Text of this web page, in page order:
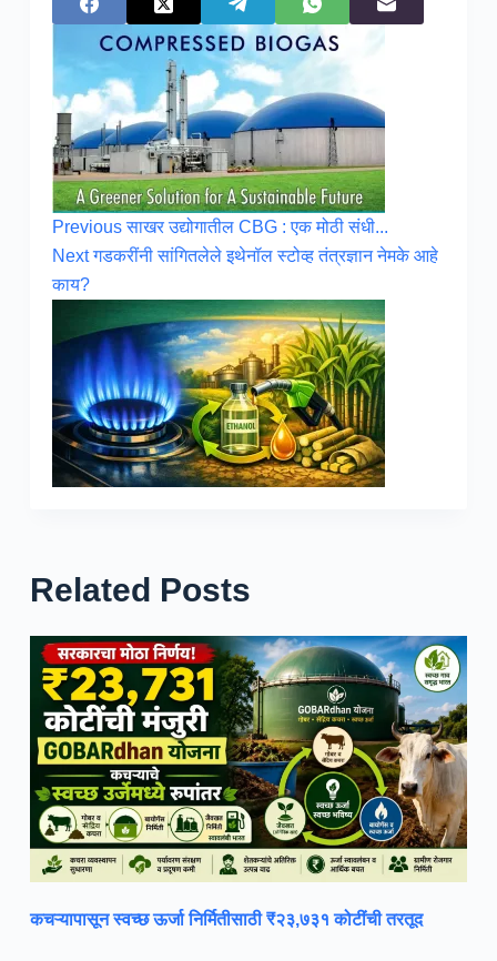
Previousसाखर उद्योगातील CBG : एक मोठी संधी...
Nextगडकरींनी सांगितलेले इथेनॉल स्टोव्ह तंत्रज्ञान नेमके आहे
काय?
Related Posts
कचऱ्यापासून स्वच्छ ऊर्जा निर्मितीसाठी ₹२३,७३१ कोटींची तरतूद